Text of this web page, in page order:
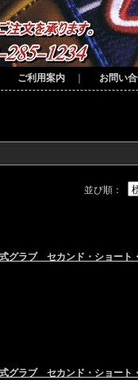
ご利用案内 お問い
並び順：
グラブ セカンド・ショート
グラブ セカンド・ショート